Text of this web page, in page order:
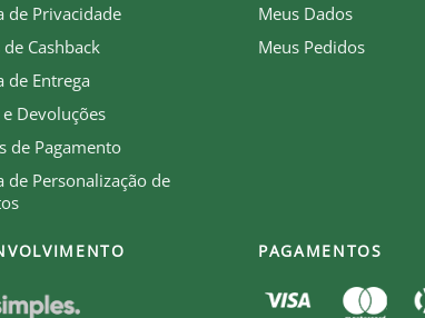
de Privacidade
de Cashback
de Entrega
Devoluções
de Pagamento
de Personalização de
Meus Dados
Meus Pedidos
PAGAMENTOS